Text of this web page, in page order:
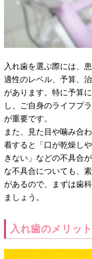
入れ歯を選ぶ際には、
適性のレベル、予算、
があります。特に予算
し、ご自身のライフプ
が重要です。
また、見た目や噛み合
着すると「口が乾燥し
きない」などの不具合
な不具合についても、
があるので、まずは歯
ましょう。
入れ歯のメリット